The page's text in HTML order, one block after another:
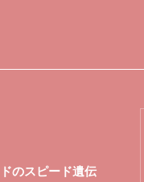
のスピード遺伝